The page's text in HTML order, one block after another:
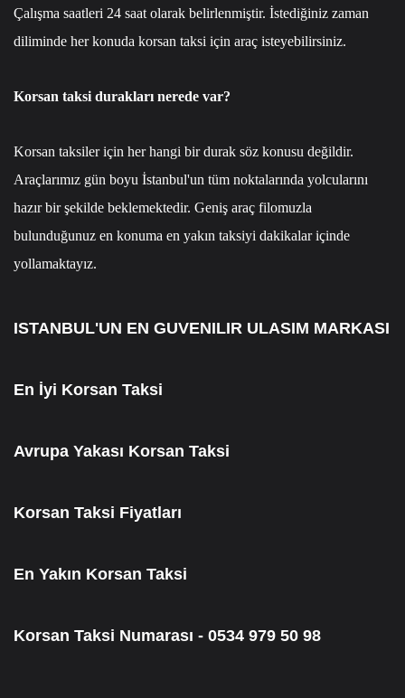
Çalışma saatleri 24 saat olarak belirlenmiştir. İstediğiniz zaman
diliminde her konuda korsan taksi için araç isteyebilirsiniz.
Korsan taksi durakları nerede var?
Korsan taksiler için her hangi bir durak söz konusu değildir.
Araçlarımız gün boyu İstanbul'un tüm noktalarında yolcularını
hazır bir şekilde beklemektedir. Geniş araç filomuzla
bulunduğunuz en konuma en yakın taksiyi dakikalar içinde
yollamaktayız.
ISTANBUL'UN EN GUVENILIR ULASIM MARKASI
En İyi Korsan Taksi
Avrupa Yakası Korsan Taksi
Korsan Taksi Fiyatları
En Yakın Korsan Taksi
Korsan Taksi Numarası - 0534 979 50 98